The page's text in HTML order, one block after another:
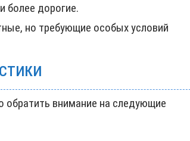
более дорогие.
но требующие особых условий
обратить внимание на следующие